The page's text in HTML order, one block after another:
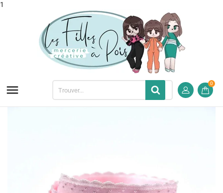
1
 0